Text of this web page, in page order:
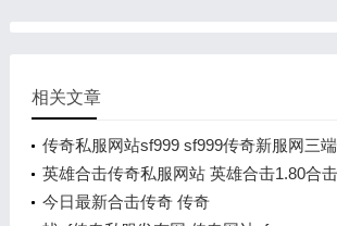
相关文章
传奇私服网站sf999 sf999传奇新服网三端
英雄合击传奇私服网站 英雄合击1.80合
今日最新合击传奇 传奇